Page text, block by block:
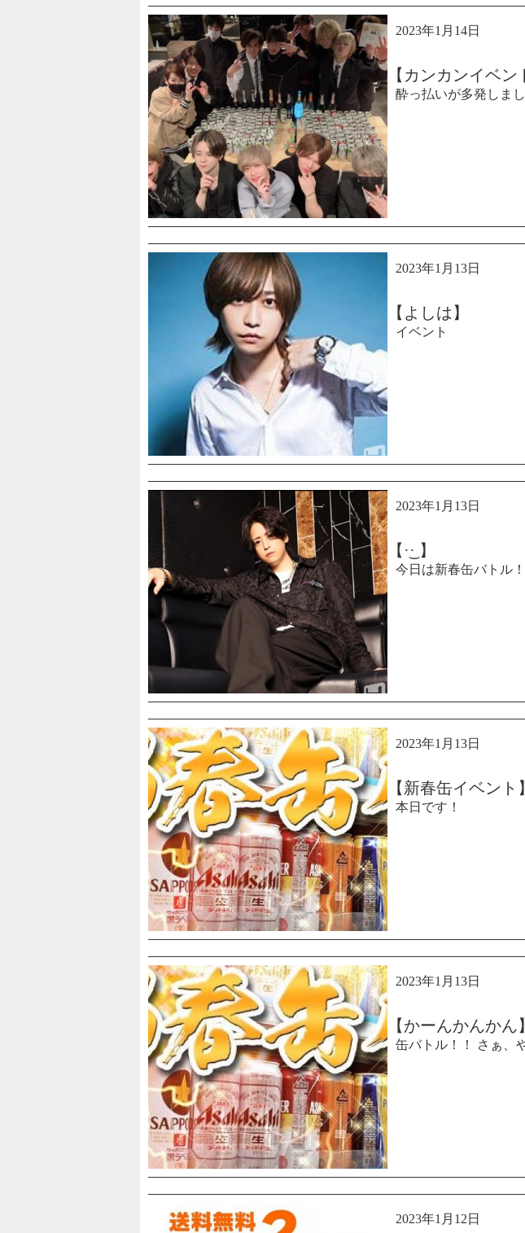
2023年1月14日
【カンカンイベン
酔っ払いが多発しま
2023年1月13日
【よしは】
イベント
2023年1月13日
【·͜· ︎︎】
今日は新春缶バトル
2023年1月13日
【新春缶イベント】
本日です！
2023年1月13日
【かーんかんかん】
缶バトル！！ さぁ、
2023年1月12日